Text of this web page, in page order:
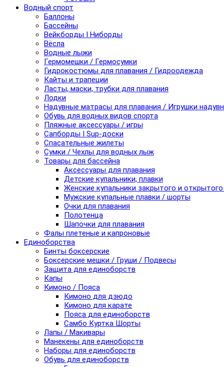
Водный спорт
Баллоны
Бассейны
Вейкборды I Ниборды
Вёсла
Водные лыжи
Гермомешки / Гермосумки
Гидрокостюмы для плавания / Гидроодежда
Кайты и трапеции
Ласты, маски, трубки для плавания
Лодки
Надувные матрасы для плавания / Игрушки
Обувь для водных видов спорта
Пляжные аксессуары / игры
Сапборды I Sup-доски
Спасательные жилеты
Сумки / Чехлы для водных лыж
Товары для бассейна
Аксессуары для плавания
Детские купальники, плавки
Женские купальники закрытого и
Мужские купальные плавки / шорты
Очки для плавания
Полотенца
Шапочки для плавания
Фалы плетеные и капроновые
Единоборства
Бинты боксерские
Боксерские мешки / Груши / Подвесы
Защита для единоборств
Капы
Кимоно / Пояса
Кимоно для дзюдо
Кимоно для карате
Пояса для единоборств
Самбо Куртка Шорты
Лапы / Макивары
Манекены для единоборств
Наборы для единоборств
Обувь для единоборств